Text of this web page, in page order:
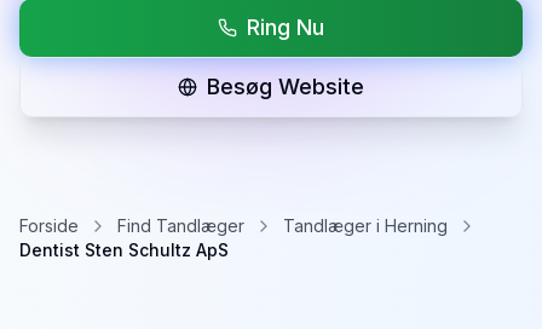
Ring Nu
Besøg Website
Forside Find Tandlæger
Tandlæger i Herning
Dentist Sten Schultz ApS